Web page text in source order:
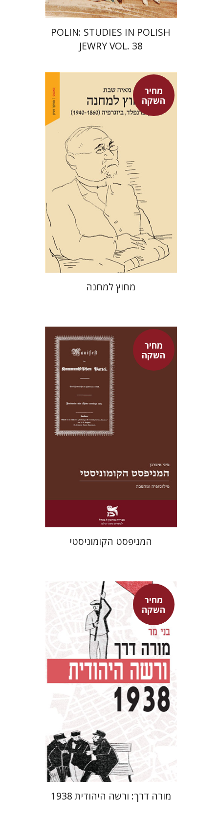
POLIN: STUDIES IN POLISH
JEWRY VOL. 38
מחיר
השקה
מאיה שבת
מחיר השקה
$42
$29
מחוץ למחנה
מחיר
השקהפיני איפרגן
מחיר השקה
המניפסט הקומוניסטי
מחיר
השקה
בני מר
מחיר השקה
$42
$29
מורה דרך: ורשה היהודית 1938